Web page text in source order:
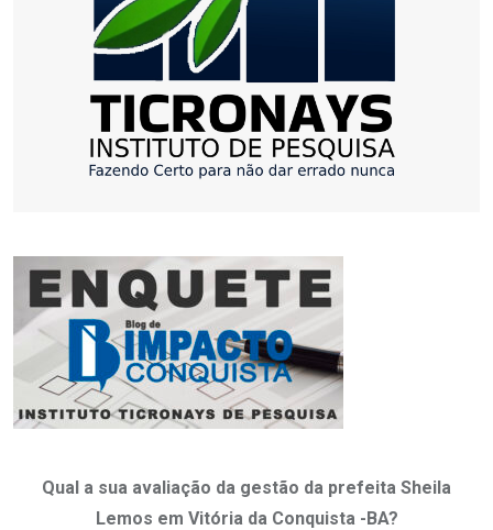
Qual a sua avaliação da gestão da prefeita Sheila
Lemos em Vitória da Conquista -BA?